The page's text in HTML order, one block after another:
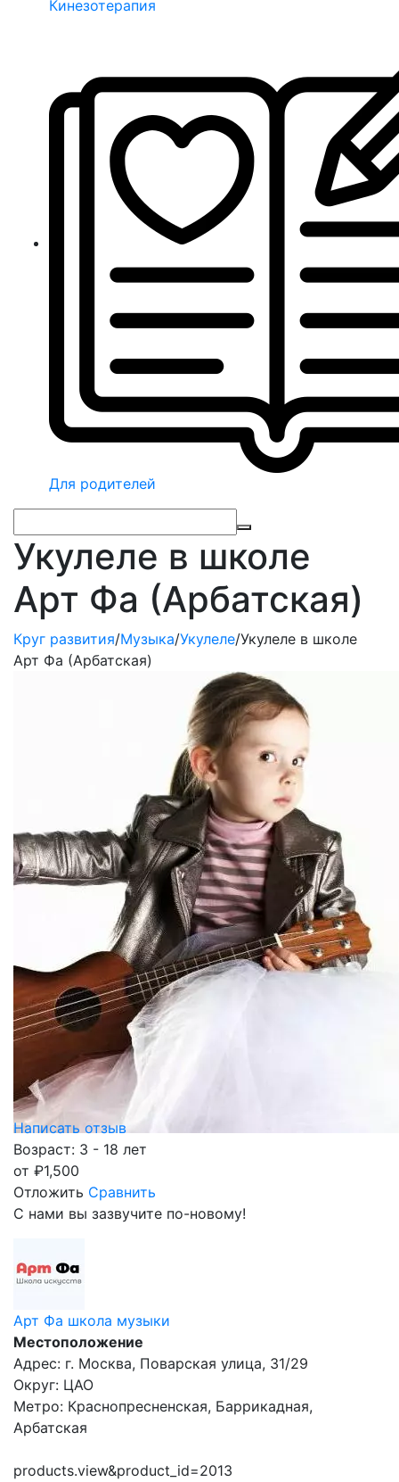
Кинезотерапия
Для родителей
Укулеле в школе
Арт Фа (Арбатская)
Круг развития/Музыка/Укулеле/Укулеле в школе
Арт Фа (Арбатская)
Написать отзыв
Возраст: 3 - 18 лет
от ₽1,500
Отложить Сравнить
С нами вы зазвучите по-новому!
Арт Фа школа музыки
Местоположение
Адрес: г. Москва, Поварская улица, 31/29
Округ: ЦАО
Метро: Краснопресненская, Баррикадная,
Арбатская
products.view&product_id=2013